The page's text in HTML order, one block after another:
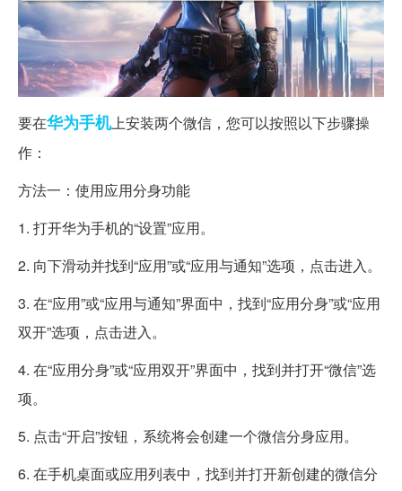
要在华为手机上安装两个微信，您可以按照以下步骤操
作：
方法一：使用应用分身功能
1. 打开华为手机的“设置”应用。
2. 向下滑动并找到“应用”或“应用与通知”选项，点击进入。
3. 在“应用”或“应用与通知”界面中，找到“应用分身”或“应用
双开”选项，点击进入。
4. 在“应用分身”或“应用双开”界面中，找到并打开“微信”选
项。
5. 点击“开启”按钮，系统将会创建一个微信分身应用。
6. 在手机桌面或应用列表中，找到并打开新创建的微信分